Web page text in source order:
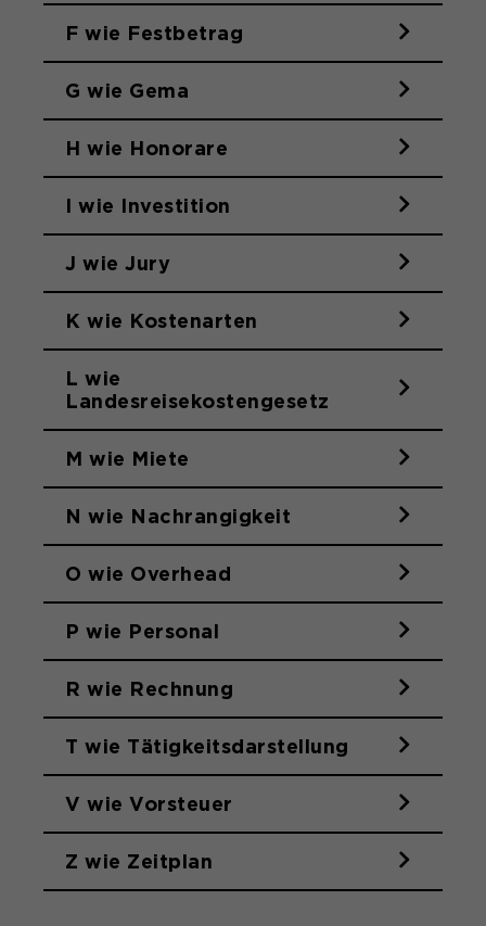
F wie Festbetrag
G wie Gema
H wie Honorare
I wie Investition
J wie Jury
K wie Kostenarten
L wie
Landesreisekostengesetz
M wie Miete
N wie Nachrangigkeit
O wie Overhead
P wie Personal
R wie Rechnung
T wie Tätigkeitsdarstellung
V wie Vorsteuer
Z wie Zeitplan
Anbieter
Dieser Wert speichert Ihre Consent-
Einstellungen. Unter anderem eine
zufällig generierte ID, für die
vorgenommen Einstellungen, falls der
Webseiten-Betreiber dies eingestellt